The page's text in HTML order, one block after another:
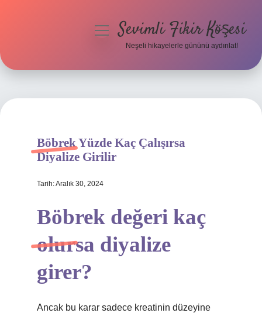
Hakkımızda
menüyüSevimli Fikir Köşesi
Neşeli hikayelerle gününü aydınlat!
Böbrek Yüzde Kaç Çalışırsa
Diyalize Girilir
Tarih: Aralık 30, 2024
Böbrek değeri kaç
olursa diyalize
girer?
Ancak bu karar sadece kreatinin düzeyine